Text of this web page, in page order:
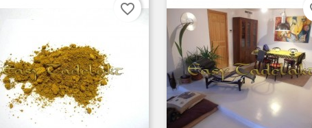
favorite_border